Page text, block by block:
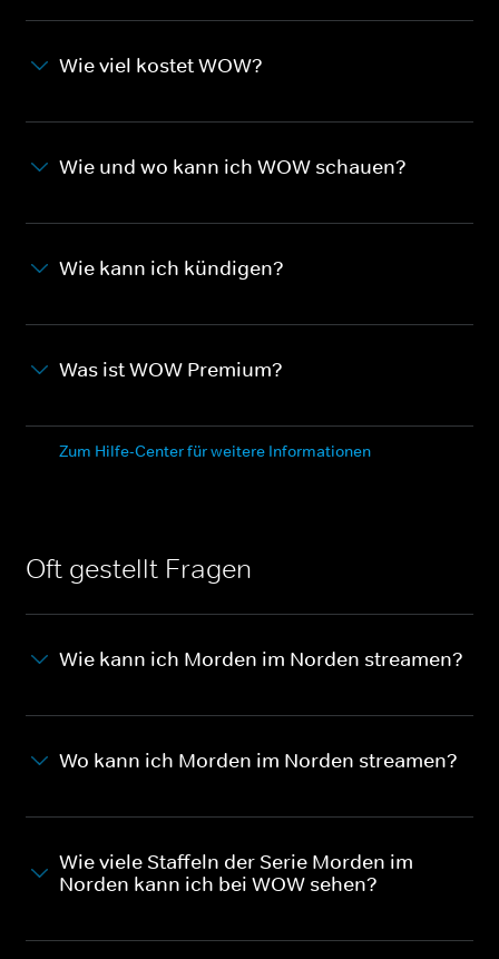
Wie viel kostet WOW?
Wie und wo kann ich WOW schauen?
Wie kann ich kündigen?
Was ist WOW Premium?
Zum Hilfe-Center für weitere Informationen
Oft gestellt Fragen
Wie kann ich Morden im Norden streamen?
Wo kann ich Morden im Norden streamen?
Wie viele Staffeln der Serie Morden im
Norden kann ich bei WOW sehen?